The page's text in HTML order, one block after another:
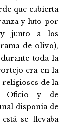
que cubierta
y luto por
y junto a los
de olivo),
toda la
era en la
religiosos de la
Oficio y de
disponía de
se llevaba